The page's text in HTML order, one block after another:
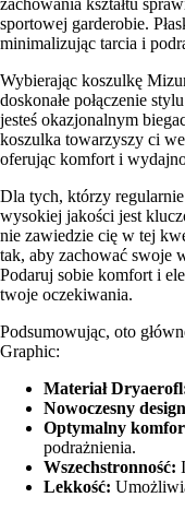
sportowej garderobie.
minimalizując tarcia i
Wybierając koszulkę
doskonałe połączenie
jesteś okazjonalnym
koszulka towarzyszy ci
oferując komfort i
Dla tych, którzy
wysokiej jakości jest
nie zawiedzie cię w tej
tak, aby zachować swoje
Podaruj sobie komfort i
twoje oczekiwania.
Podsumowując, oto
Graphic:
Materiał
Nowoczesny
Optymalny
podrażnienia.
Wszechstronność:
Lekkość: